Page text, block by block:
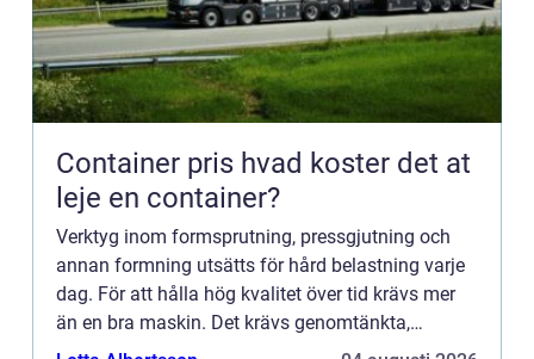
Container pris hvad koster det at
leje en container?
Verktyg inom formsprutning, pressgjutning och
annan formning utsätts för hård belastning varje
dag. För att hålla hög kvalitet över tid krävs mer
än en bra maskin. Det krävs genomtänkta,
h&arin...